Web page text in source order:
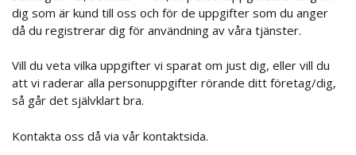
dig som är kund till oss och för de uppgifter som du anger
då du registrerar dig för användning av våra tjänster.
Vill du veta vilka uppgifter vi sparat om just dig, eller vill du
att vi raderar alla personuppgifter rörande ditt företag/dig,
så går det självklart bra.
Kontakta oss då via vår kontaktsida.